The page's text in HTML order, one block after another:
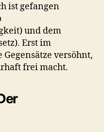
ist gefangen
und dem
Erst im
versöhnt,
frei macht.